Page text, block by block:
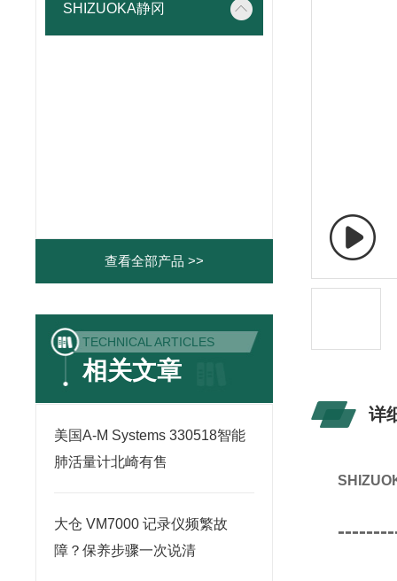
SHIZUOKA静冈
查看全部产品 >>
TECHNICAL ARTICLES
相关文章
美国A-M Systems 330518智能
肺活量计北崎有售
大仓 VM7000 记录仪频繁故
障？保养步骤一次说清
详